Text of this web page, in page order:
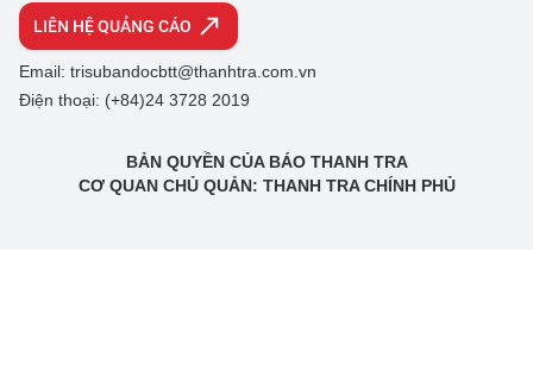
LIÊN HỆ QUẢNG CÁO
Email: trisubandocbtt@thanhtra.com.vn
Điện thoại: (+84)24 3728 2019
BẢN QUYỀN CỦA BÁO THANH TRA
CƠ QUAN CHỦ QUẢN: THANH TRA CHÍNH PHỦ